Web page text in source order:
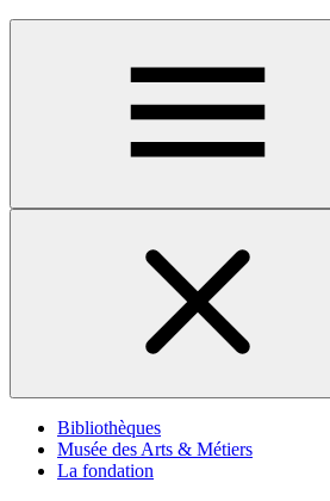
Bibliothèques
Musée des Arts & Métiers
La fondation